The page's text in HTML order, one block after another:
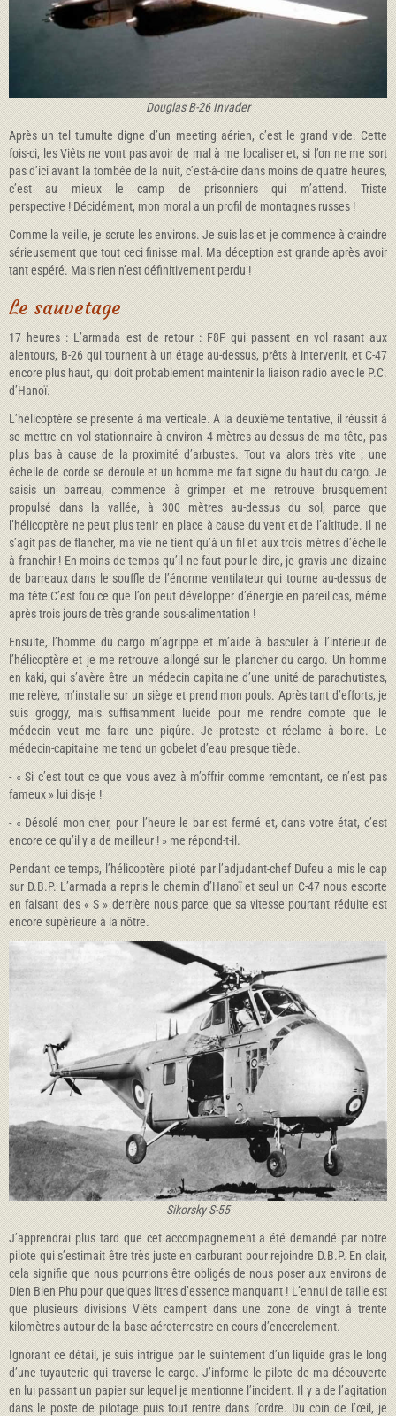
Douglas B-26 Invader
Après un tel tumulte digne d’un meeting aérien, c’est le grand vide. Cette
fois-ci, les Viêts ne vont pas avoir de mal à me localiser et, si l’on ne me sort
pas d’ici avant la tombée de la nuit, c’est-à-dire dans moins de quatre heures,
c’est au mieux le camp de prisonniers qui m’attend. Triste
perspective ! Décidément, mon moral a un profil de montagnes russes !
Comme la veille, je scrute les environs. Je suis las et je commence à craindre
sérieusement que tout ceci finisse mal. Ma déception est grande après avoir
tant espéré. Mais rien n’est définitivement perdu !
Le sauvetage
17 heures : L’armada est de retour : F8F qui passent en vol rasant aux
alentours, B-26 qui tournent à un étage au-dessus, prêts à intervenir, et C-47
encore plus haut, qui doit probablement maintenir la liaison radio avec le P.C.
d’Hanoï.
L’hélicoptère se présente à ma verticale. A la deuxième tentative, il réussit à
se mettre en vol stationnaire à environ 4 mètres au-dessus de ma tête, pas
plus bas à cause de la proximité d’arbustes. Tout va alors très vite ; une
échelle de corde se déroule et un homme me fait signe du haut du cargo. Je
saisis un barreau, commence à grimper et me retrouve brusquement
propulsé dans la vallée, à 300 mètres au-dessus du sol, parce que
l’hélicoptère ne peut plus tenir en place à cause du vent et de l’altitude. Il ne
s’agit pas de flancher, ma vie ne tient qu’à un fil et aux trois mètres d’échelle
à franchir ! En moins de temps qu’il ne faut pour le dire, je gravis une dizaine
de barreaux dans le souffle de l’énorme ventilateur qui tourne au-dessus de
ma tête C’est fou ce que l’on peut développer d’énergie en pareil cas, même
après trois jours de très grande sous-alimentation !
Ensuite, l’homme du cargo m’agrippe et m’aide à basculer à l’intérieur de
l’hélicoptère et je me retrouve allongé sur le plancher du cargo. Un homme
en kaki, qui s’avère être un médecin capitaine d’une unité de parachutistes,
me relève, m’installe sur un siège et prend mon pouls. Après tant d’efforts, je
suis groggy, mais suffisamment lucide pour me rendre compte que le
médecin veut me faire une piqûre. Je proteste et réclame à boire. Le
médecin-capitaine me tend un gobelet d’eau presque tiède.
- « Si c’est tout ce que vous avez à m’offrir comme remontant, ce n’est pas
fameux » lui dis-je !
- « Désolé mon cher, pour l’heure le bar est fermé et, dans votre état, c’est
encore ce qu’il y a de meilleur ! » me répond-t-il.
Pendant ce temps, l’hélicoptère piloté par l’adjudant-chef Dufeu a mis le cap
sur D.B.P. L’armada a repris le chemin d’Hanoï et seul un C-47 nous escorte
en faisant des « S » derrière nous parce que sa vitesse pourtant réduite est
encore supérieure à la nôtre.
Sikorsky S-55
J’apprendrai plus tard que cet accompagnement a été demandé par notre
pilote qui s’estimait être très juste en carburant pour rejoindre D.B.P. En clair,
cela signifie que nous pourrions être obligés de nous poser aux environs de
Dien Bien Phu pour quelques litres d’essence manquant ! L’ennui de taille est
que plusieurs divisions Viêts campent dans une zone de vingt à trente
kilomètres autour de la base aéroterrestre en cours d’encerclement.
Ignorant ce détail, je suis intrigué par le suintement d’un liquide gras le long
d’une tuyauterie qui traverse le cargo. J’informe le pilote de ma découverte
en lui passant un papier sur lequel je mentionne l’incident. Il y a de l’agitation
dans le poste de pilotage puis tout rentre dans l’ordre. Du coin de l’œil, je